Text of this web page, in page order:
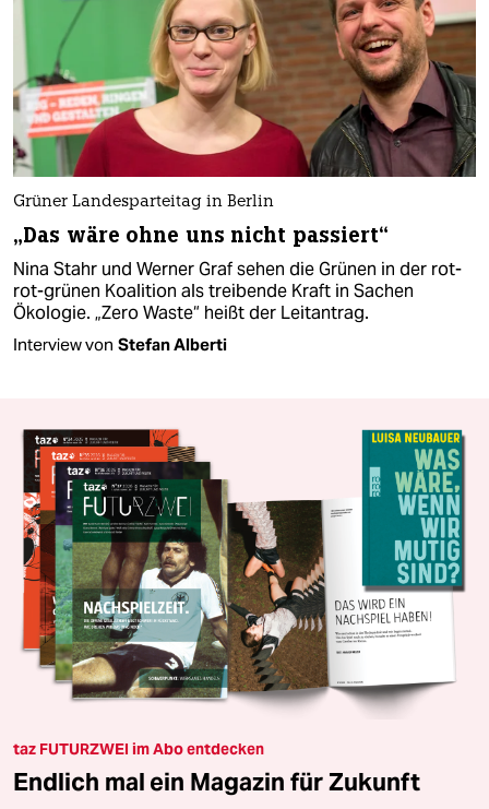
Grüner Landesparteitag in Berlin
„Das wäre ohne uns nicht passiert“
Nina Stahr und Werner Graf sehen die Grünen in der rot-
rot-grünen Koalition als treibende Kraft in Sachen
Ökologie. „Zero Waste“ heißt der Leitantrag.
Interview von Stefan Alberti
taz FUTURZWEI im Abo entdecken
Endlich mal ein Magazin für Zukunft